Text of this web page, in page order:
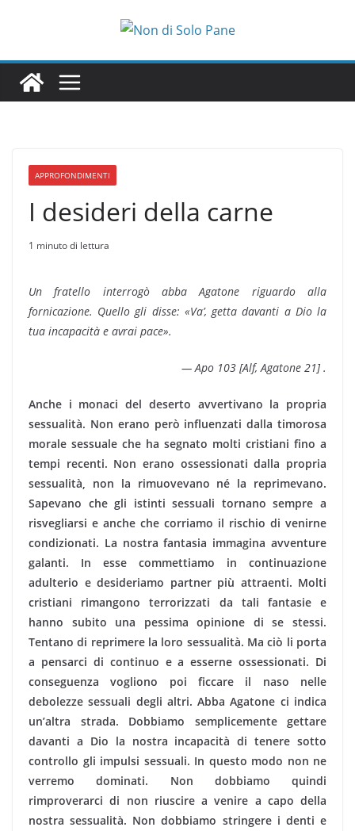
APPROFONDIMENTI
I desideri della carne
1 minuto di lettura
Un fratello interrogò abba Agatone riguardo alla
fornicazione. Quello gli disse: «Va’, getta davanti a Dio la
tua incapacità e avrai pace».
— Apo 103 [Alf, Agatone 21] .
Anche i monaci del deserto avvertivano la propria
sessualità. Non erano però influenzati dalla timorosa
morale sessuale che ha segnato molti cristiani fino a
tempi recenti. Non erano ossessionati dalla propria
sessualità, non la rimuovevano né la reprimevano.
Sapevano che gli istinti sessuali tornano sempre a
risvegliarsi e anche che corriamo il rischio di venirne
condizionati. La nostra fantasia immagina avventure
galanti. In esse commettiamo in continuazione
adulterio e desideriamo partner più attraenti. Molti
cristiani rimangono terrorizzati da tali fantasie e
hanno subito una pessima opinione di se stessi.
Tentano di reprimere la loro sessualità. Ma ciò li porta
a pensarci di continuo e a esserne ossessionati. Di
conseguenza vogliono poi ficcare il naso nelle
debolezze sessuali degli altri. Abba Agatone ci indica
un’altra strada. Dobbiamo semplicemente gettare
davanti a Dio la nostra incapacità di tenere sotto
controllo gli impulsi sessuali. In questo modo non ne
verremo dominati. Non dobbiamo quindi
rimproverarci di non riuscire a venire a capo della
nostra sessualità. Non dobbiamo stringere i denti e